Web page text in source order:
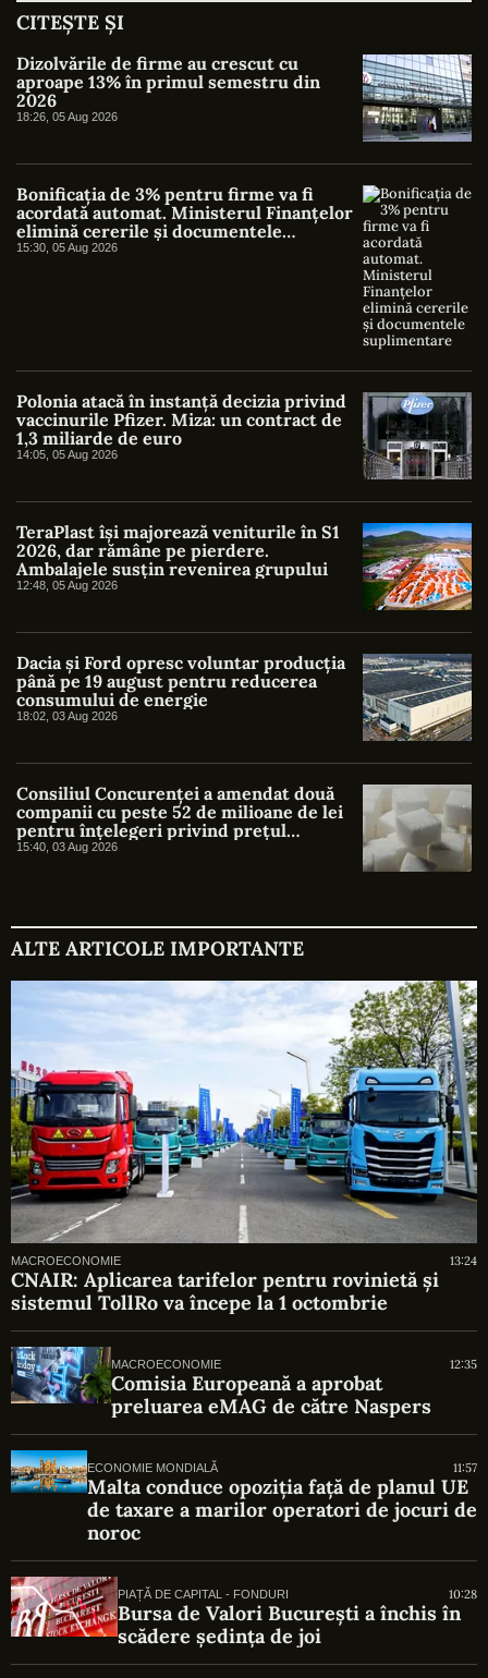
CITEȘTE ȘI
Dizolvările de firme au crescut cu
aproape 13% în primul semestru din
2026
18:26, 05 Aug 2026
Bonificația de 3% pentru firme va fi
acordată automat. Ministerul Finanțelor
elimină cererile și documentele
suplimentare
15:30, 05 Aug 2026
Polonia atacă în instanță decizia privind
vaccinurile Pfizer. Miza: un contract de
1,3 miliarde de euro
14:05, 05 Aug 2026
TeraPlast își majorează veniturile în S1
2026, dar rămâne pe pierdere.
Ambalajele susțin revenirea grupului
12:48, 05 Aug 2026
Dacia și Ford opresc voluntar producția
până pe 19 august pentru reducerea
consumului de energie
18:02, 03 Aug 2026
Consiliul Concurenței a amendat două
companii cu peste 52 de milioane de lei
pentru înțelegeri privind prețul
zahărului
15:40, 03 Aug 2026
ALTE ARTICOLE IMPORTANTE
MACROECONOMIE 13:24
CNAIR: Aplicarea tarifelor pentru rovinietă și
sistemul TollRo va începe la 1 octombrie
MACROECONOMIE 12:35
Comisia Europeană a aprobat
preluarea eMAG de către Naspers
ECONOMIE MONDIALĂ 11:57
Malta conduce opoziția față de planul UE
de taxare a marilor operatori de jocuri de
noroc
PIAȚĂ DE CAPITAL - FONDURI 10:28
Bursa de Valori București a închis în
scădere ședința de joi